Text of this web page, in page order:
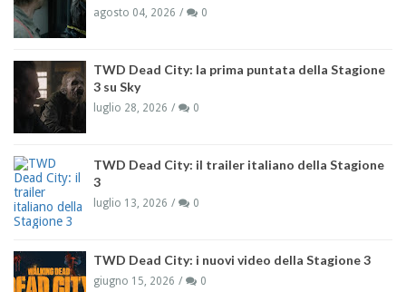
agosto 04, 2026 0
TWD Dead City: la prima puntata della Stagione
3 su Sky
luglio 28, 2026 0
TWD Dead City: il trailer italiano della Stagione
3
luglio 13, 2026 0
TWD Dead City: i nuovi video della Stagione 3
giugno 15, 2026 0